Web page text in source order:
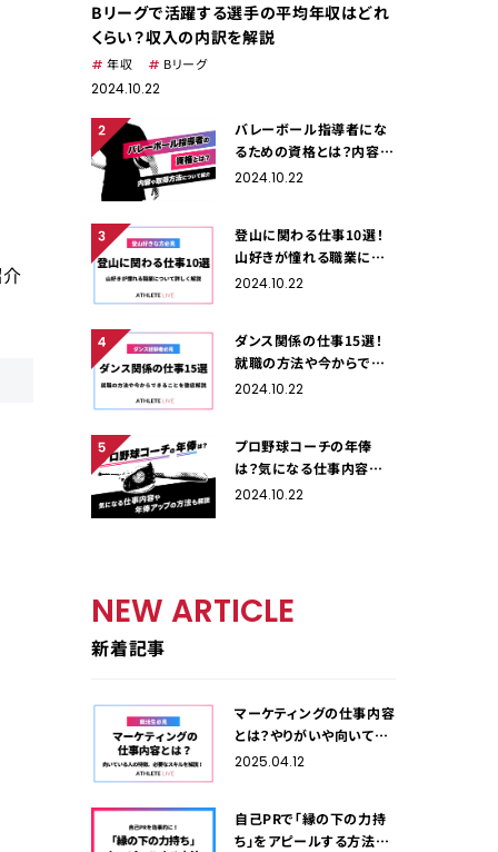
Bリーグで活躍する選手の平均年収はどれ
くらい？収入の内訳を解説
年収 Bリーグ
2024.10.22
バレーボール指導者にな
るための資格とは？内容や
取得方法について紹介
2024.10.22
登山に関わる仕事10選！
山好きが憧れる職業につ
いて詳しく解説
2024.10.22
ダンス関係の仕事15選！
就職の方法や今からでき
ることを徹底解説
2024.10.22
プロ野球コーチの年俸
は？気になる仕事内容や
年俸アップの方法も解説
2024.10.22
NEW ARTICLE
新着記事
マーケティングの仕事内容
とは？やりがいや向いてい
る人の特徴、必要なスキル
2025.04.12
自己PRで「縁の下の力持
ち」をアピールする方法！